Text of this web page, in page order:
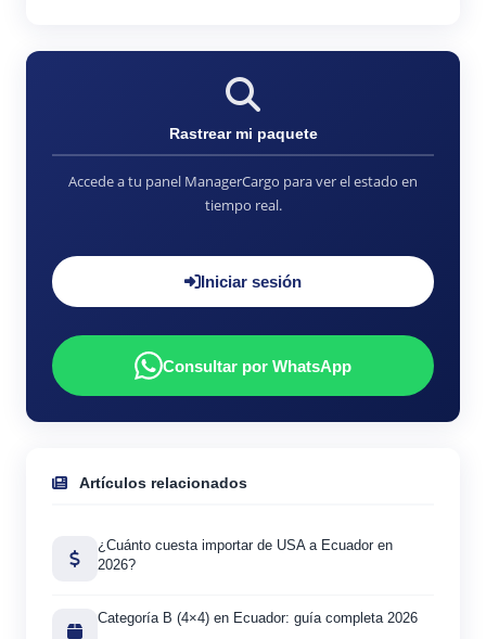
Rastrear mi paquete
Accede a tu panel ManagerCargo para ver el estado en
tiempo real.
Iniciar sesión
Consultar por WhatsApp
Artículos relacionados
¿Cuánto cuesta importar de USA a Ecuador en
2026?
Categoría B (4×4) en Ecuador: guía completa 2026